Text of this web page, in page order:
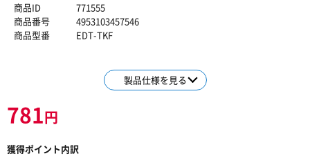
商品ID
771555
商品番号
4953103457546
商品型番
EDT-TKF
製品仕様を見る
781円
獲得ポイント内訳